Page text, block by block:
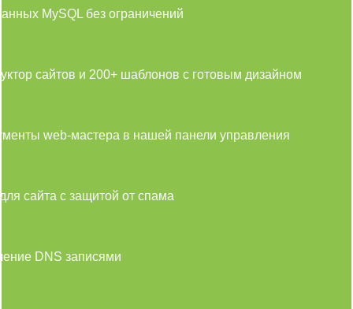
MySQL без ограничений
сайтов и 200+ шаблонов с готовым дизайном
web-мастера в нашей панели управления
сайта с защитой от спама
DNS записями